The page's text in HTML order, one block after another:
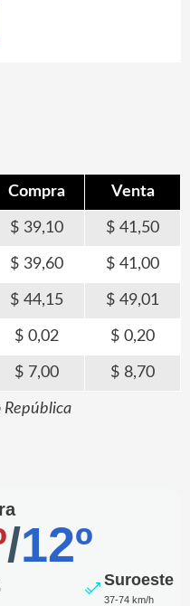
Compra Venta
39,10 41,50
39,60 41,00
44,15 49,01
0,02 0,20
7,00 8,70
República
/12º
Suroeste
37-74 km/h